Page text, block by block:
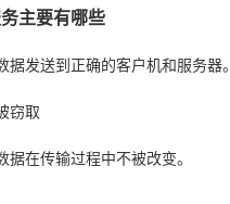
主要有哪些
发送到正确的客户机和服务器。
窃取
在传输过程中不被改变。